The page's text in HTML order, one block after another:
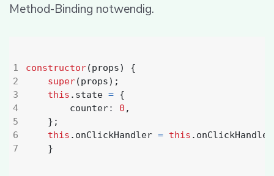
Method-Binding notwendig.
4
constructor(props)
{
super(props);
this . state = {
counter: 0 ,
};
this . onClickHandler = this . onClickHandler
}